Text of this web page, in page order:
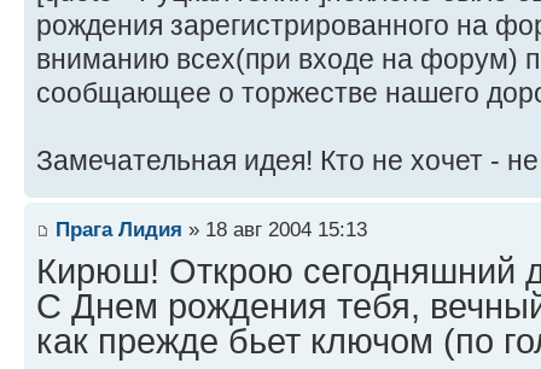
рождения зарегистрированного на
вниманию всех(при входе на форум)
сообщающее о торжестве нашего
Замечательная идея! Кто не хочет -
Прага Лидия » 18 авг 2004 15:13
Кирюш! Открою сегодняшний
С Днем рождения тебя,
как прежде бьет ключом (по